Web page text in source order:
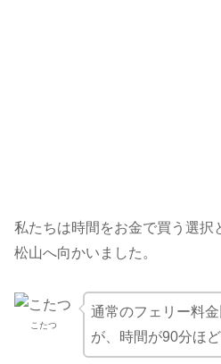
私たちは時間をお金で買う選択
松山へ向かいました。
こたつ
通常のフェリー料
が、時間が90分ほ